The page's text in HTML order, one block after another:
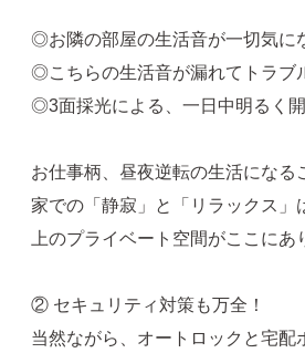
◎お隣の部屋の生活音が一切気に
◎こちらの生活音が漏れてトラブ
◎3面採光による、一日中明るく
お仕事柄、昼夜逆転の生活にな
家での「静寂」と「リラックス
上のプライベート空間がここにあ
② セキュリティ対策も万全！
当然ながら、オートロックと宅配